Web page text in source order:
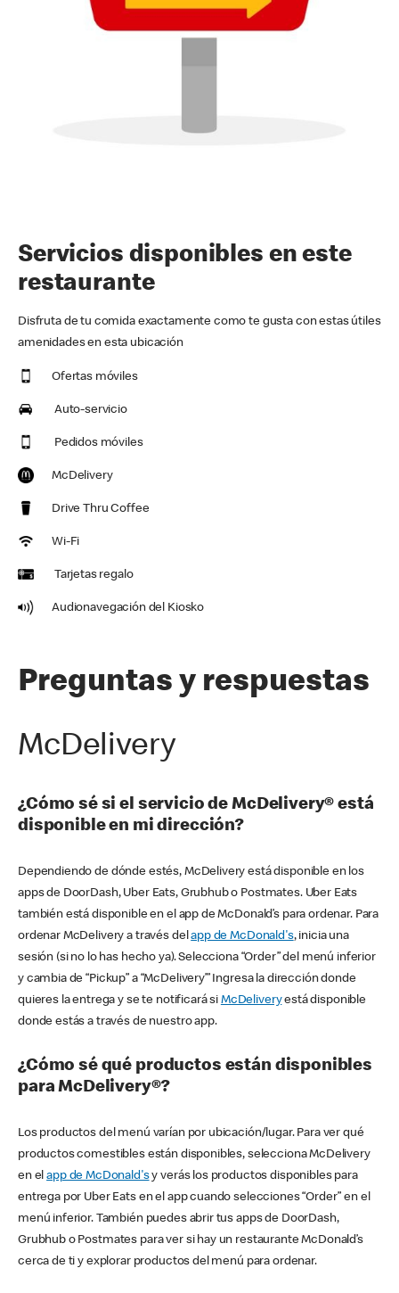
Servicios disponibles en este
restaurante
Disfruta de tu comida exactamente como te gusta con estas útiles
amenidades en esta ubicación
Ofertas móviles
Auto-servicio
Pedidos móviles
McDelivery
Drive Thru Coffee
Wi-Fi
Tarjetas regalo
Audionavegación del Kiosko
Preguntas y respuestas
McDelivery
¿Cómo sé si el servicio de McDelivery® está
disponible en mi dirección?
Dependiendo de dónde estés, McDelivery está disponible en los
apps de DoorDash, Uber Eats, Grubhub o Postmates. Uber Eats
también está disponible en el app de McDonald’s para ordenar. Para
ordenar McDelivery a través delapp de McDonald's, inicia una
sesión (si no lo has hecho ya). Selecciona “Order” del menú inferior
y cambia de “Pickup” a “McDelivery’” Ingresa la dirección donde
quieres la entrega y se te notificará si McDeliveryestá disponible
donde estás a través de nuestro app.
¿Cómo sé qué productos están disponibles
para McDelivery®?
Los productos del menú varían por ubicación/lugar. Para ver qué
productos comestibles están disponibles, selecciona McDelivery
en elapp de McDonald'sy verás los productos disponibles para
entrega por Uber Eats en el app cuando selecciones “Order” en el
menú inferior. También puedes abrir tus apps de DoorDash,
Grubhub o Postmates para ver si hay un restaurante McDonald’s
cerca de ti y explorar productos del menú para ordenar.